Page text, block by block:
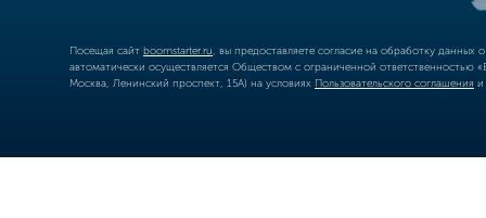
Посещая сайт boomstarter.ru , вы предоставляете согласие на обработку
автоматически осуществляется Обществом с ограниченной
Москва, Ленинский проспект, 15А) на условиях Пользовательского соглашения и